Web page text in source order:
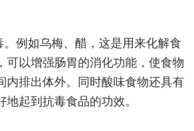
。例如乌梅、醋，这是用来化解食
可以增强肠胃的消化功能，使食物
内排出体外。同时酸味食物还具有
起到抗毒食品的功效。